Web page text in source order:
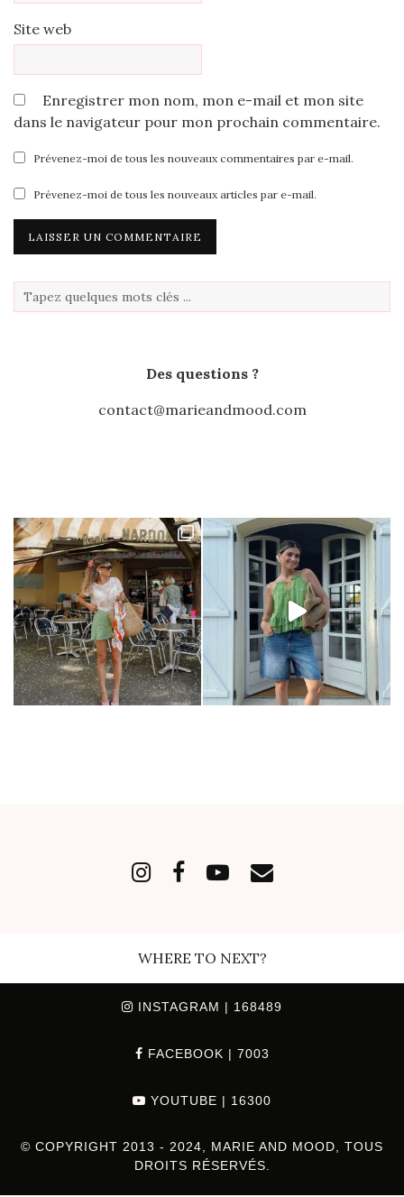
Site web
Enregistrer mon nom, mon e-mail et mon site
dans le navigateur pour mon prochain commentaire.
Prévenez-moi de tous les nouveaux commentaires par e-mail.
Prévenez-moi de tous les nouveaux articles par e-mail.
Des questions ?
contact@marieandmood.com
WHERE TO NEXT?
INSTAGRAM | 168489
FACEBOOK | 7003
YOUTUBE | 16300
© COPYRIGHT 2013 - 2024, MARIE AND MOOD, TOUS
DROITS RÉSERVÉS.